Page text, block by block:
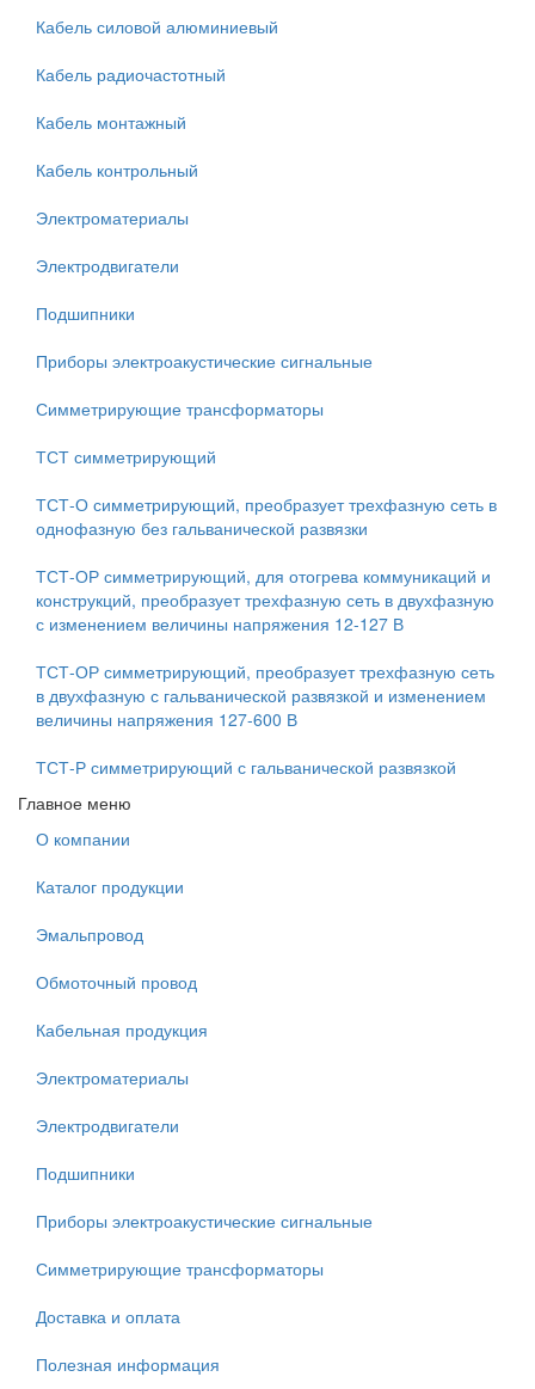
Кабель силовой алюминиевый
Кабель радиочастотный
Кабель монтажный
Кабель контрольный
Электроматериалы
Электродвигатели
Подшипники
Приборы электроакустические сигнальные
Симметрирующие трансформаторы
ТСТ симметрирующий
ТСТ-О симметрирующий, преобразует трехфазную сеть в
однофазную без гальванической развязки
ТСТ-ОР симметрирующий, для отогрева коммуникаций и
конструкций, преобразует трехфазную сеть в двухфазную
с изменением величины напряжения 12-127 В
ТСТ-ОР симметрирующий, преобразует трехфазную сеть
в двухфазную с гальванической развязкой и изменением
величины напряжения 127-600 В
ТСТ-Р симметрирующий с гальванической развязкой
Главное меню
О компании
Каталог продукции
Эмальпровод
Обмоточный провод
Кабельная продукция
Электроматериалы
Электродвигатели
Подшипники
Приборы электроакустические сигнальные
Симметрирующие трансформаторы
Доставка и оплата
Полезная информация